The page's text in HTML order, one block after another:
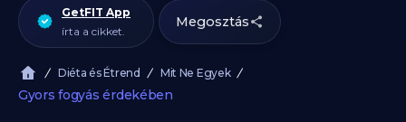
GetFIT App
írta a cikket.
Megosztás
Diéta és Étrend Mit Ne Egyek
Gyors fogyás érdekében